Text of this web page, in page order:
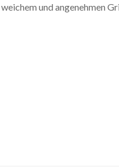
und angenehmen